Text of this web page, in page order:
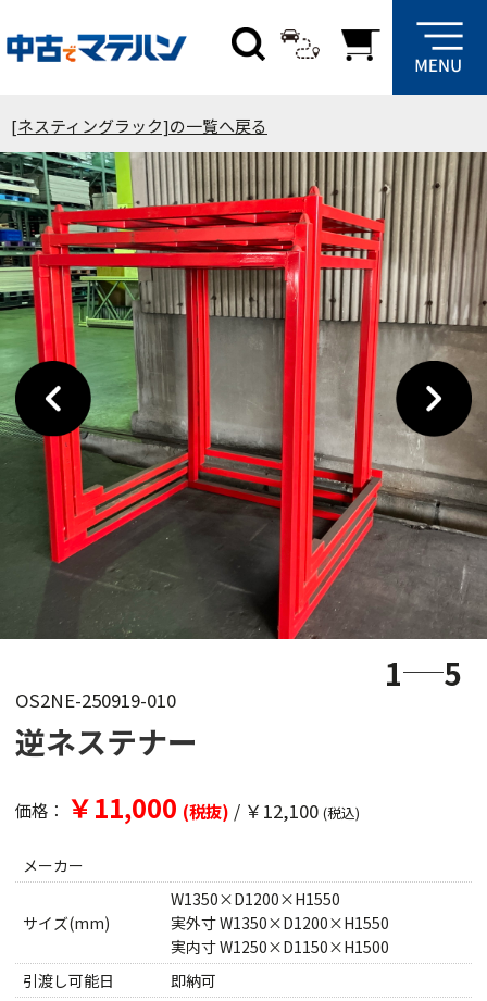
[ネスティングラック]の一覧へ戻る
1 5
OS2NE-250919-010
逆ネステナー
価格： ￥11,000 (税抜) / ￥12,100 (税込)
メーカー
サイズ(mm)
W1350×D1200×H1550
実外寸 W1350×D1200×H1550
実内寸 W1250×D1150×H1500
引渡し可能日
即納可